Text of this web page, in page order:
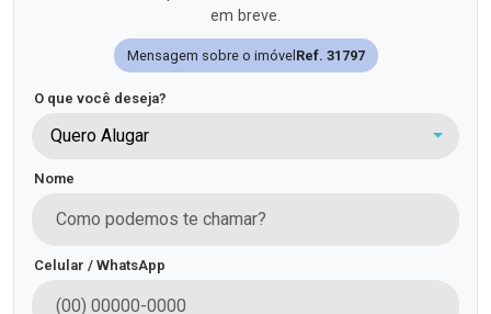
em breve.
Mensagem sobre o imóvel Ref. 31797
O que você deseja?
Quero Alugar
Nome
Celular / WhatsApp